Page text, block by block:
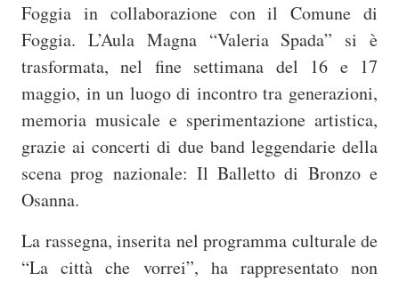
Foggia in collaborazione con il Comune di
Foggia. L’Aula Magna “Valeria Spada” si è
trasformata, nel fine settimana del 16 e 17
maggio, in un luogo di incontro tra generazioni,
memoria musicale e sperimentazione artistica,
grazie ai concerti di due band leggendarie della
scena prog nazionale: Il Balletto di Bronzoe
Osanna.
La rassegna, inserita nel programma culturale de
“La città che vorrei”, ha rappresentato non